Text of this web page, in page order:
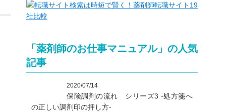
「薬剤師のお仕事マニュアル」の人気
記事
2020/07/14
保険調剤の流れ シリーズ3 ‐処方箋へ
の正しい調剤印の押し方‐